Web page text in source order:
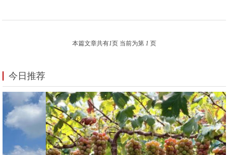
本篇文章共有1页 当前为第 1 页
今日推荐